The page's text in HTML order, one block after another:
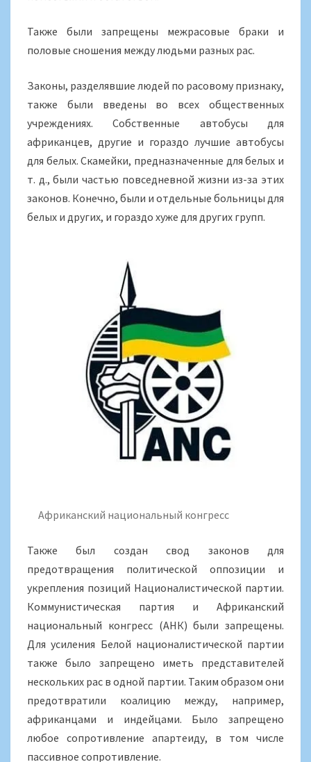
Также были запрещены межрасовые браки и
половые сношения между людьми разных рас.
Законы, разделявшие людей по расовому признаку,
также были введены во всех общественных
учреждениях. Собственные автобусы для
африканцев, другие и гораздо лучшие автобусы
для белых. Скамейки, предназначенные для белых и
т. д., были частью повседневной жизни из-за этих
законов. Конечно, были и отдельные больницы для
белых и других, и гораздо хуже для других групп.
Африканский национальный конгресс
Также был создан свод законов для
предотвращения политической оппозиции и
укрепления позиций Националистической партии.
Коммунистическая партия и Африканский
национальный конгресс (АНК) были запрещены.
Для усиления Белой националистической партии
также было запрещено иметь представителей
нескольких рас в одной партии. Таким образом они
предотвратили коалицию между, например,
африканцами и индейцами. Было запрещено
любое сопротивление апартеиду, в том числе
пассивное сопротивление.